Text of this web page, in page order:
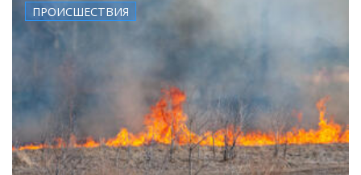
ПРОИСШЕСТВИЯ